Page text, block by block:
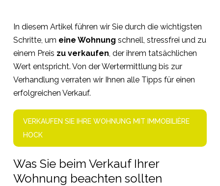
In diesem Artikel führen wir Sie durch die wichtigsten
Schritte, um eine Wohnung schnell, stressfrei und zu
einem Preis zu verkaufen, der ihrem tatsächlichen
Wert entspricht. Von der Wertermittlung bis zur
Verhandlung verraten wir Ihnen alle Tipps für einen
erfolgreichen Verkauf.
VERKAUFEN SIE IHRE WOHNUNG MIT IMMOBILIÈRE
HOCK
Was Sie beim Verkauf Ihrer
Wohnung beachten sollten